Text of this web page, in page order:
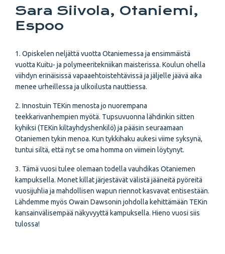
Sara Siivola, Otaniemi,
Espoo
1. Opiskelen neljättä vuotta Otaniemessa ja ensimmäistä
vuotta Kuitu- ja polymeeritekniikan maisterissa. Koulun ohella
viihdyn erinäisissä vapaaehtoistehtävissä ja jäljelle jäävä aika
menee urheillessa ja ulkoilusta nauttiessa.
2. Innostuin TEKin menosta jo nuorempana
teekkarivanhempien myötä. Tupsuvuonna lähdinkin sitten
kyhiksi (TEKin kiltayhdyshenkilö) ja pääsin seuraamaan
Otaniemen tykin menoa. Kun tykkihaku aukesi viime syksynä,
tuntui siltä, että nyt se oma homma on viimein löytynyt.
3. Tämä vuosi tulee olemaan todella vauhdikas Otaniemen
kampuksella. Monet killat järjestävät välistä jääneitä pyöreitä
vuosijuhlia ja mahdollisen wapun riennot kasvavat entisestään.
Lähdemme myös Owain Dawsonin johdolla kehittämään TEKin
kansainvälisempää näkyvyyttä kampuksella. Hieno vuosi siis
tulossa!